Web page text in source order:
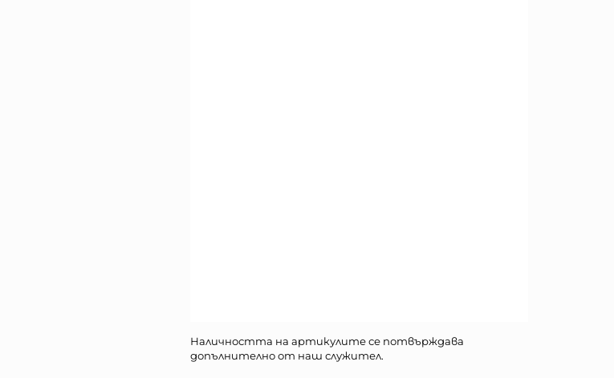
Наличността на артикулите се потвърждава
допълнително от наш служител.